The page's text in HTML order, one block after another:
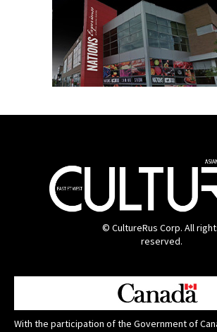
© CultureRus Corp. All
reserved.
With the participation of the Government of